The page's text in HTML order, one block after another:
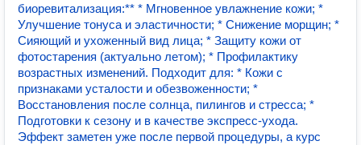
биоревитализация:** * Мгновенное увлажнение кожи; *
Улучшение тонуса и эластичности; * Снижение морщин; *
Сияющий и ухоженный вид лица; * Защиту кожи от
фотостарения (актуально летом); * Профилактику
возрастных изменений. Подходит для: * Кожи с
признаками усталости и обезвоженности; *
Восстановления после солнца, пилингов и стресса; *
Подготовки к сезону и в качестве экспресс-ухода.
Эффект заметен уже после первой процедуры, а курс